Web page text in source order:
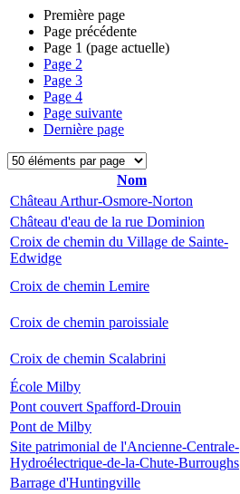
Première page
Page précédente
Page 1 (page actuelle)
Page 2
Page 3
Page 4
Page suivante
Dernière page
Nom
Château Arthur-Osmore-Norton
Château d'eau de la rue Dominion
Croix de chemin du Village de Sainte-
Edwidge
Croix de chemin Lemire
Croix de chemin paroissiale
Croix de chemin Scalabrini
École Milby
Pont couvert Spafford-Drouin
Pont de Milby
Site patrimonial de l'Ancienne-Centrale-
Hydroélectrique-de-la-Chute-Burroughs
Barrage d'Huntingville